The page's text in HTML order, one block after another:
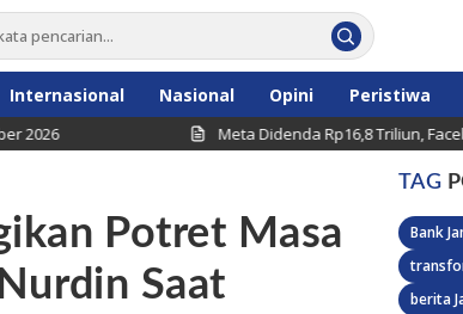
Internasional Nasional Opini Peristiwa
Meta Didenda Rp16,8 Triliun, Facebook
Potret Masa
Saat
TAG
Bank
berita